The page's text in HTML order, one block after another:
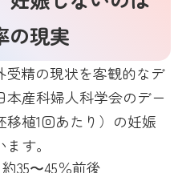
の現実
受精の現状を客観的なデ
産科婦人科学会のデー
植1回あたり）の妊娠
す。
35〜45％前後